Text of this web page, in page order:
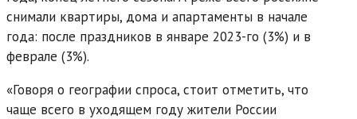
снимали квартиры, дома и апартаменты в начале
года: после праздников в январе 2023-го (3%) и в
феврале (3%).
«Говоря о географии спроса, стоит отметить, что
чаще всего в уходящем году жители России